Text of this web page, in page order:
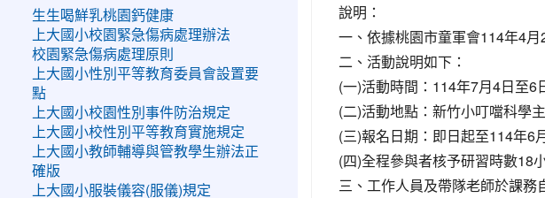
說明：
一、依據桃園市童軍會114年4
二、活動說明如下：
(一)活動時間：114年7月4日至6
(二)活動地點：新竹小叮噹科學
(三)報名日期：即日起至114年6
(四)全程參與者核予研習時數18
三、工作人員及帶隊老師於課
生生喝鮮乳桃園鈣健康
上大國小校園緊急傷病處理辦法
校園緊急傷病處理原則
上大國小性別平等教育委員會設置要
點
上大國小校園性別事件防治規定
上大國小校性別平等教育實施規定
上大國小教師輔導與管教學生辦法正
確版
上大國小服裝儀容(服儀)規定